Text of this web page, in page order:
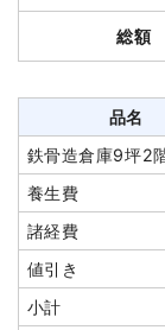
諸経費
合計金額
総額
品名
鉄骨造倉庫9坪2
養生費
諸経費
値引き
小計